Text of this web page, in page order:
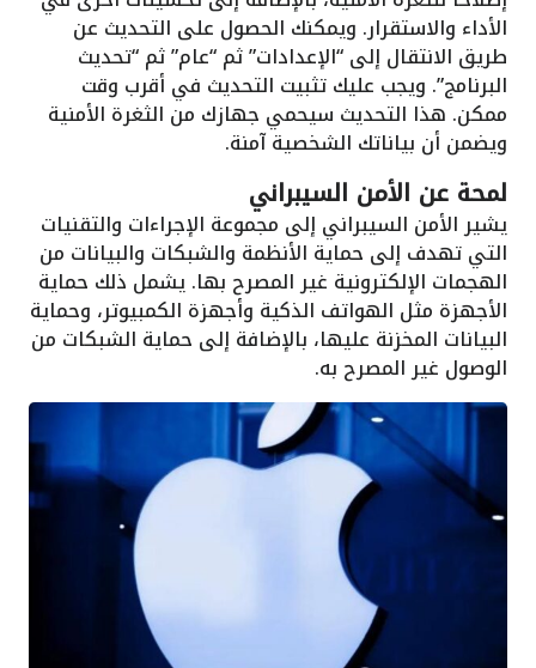
الأداء والاستقرار. ويمكنك الحصول على التحديث عن
طريق الانتقال إلى “الإعدادات” ثم “عام” ثم “تحديث
البرنامج”. ويجب عليك تثبيت التحديث في أقرب وقت
ممكن. هذا التحديث سيحمي جهازك من الثغرة الأمنية
ويضمن أن بياناتك الشخصية آمنة.
لمحة عن الأمن السيبراني
يشير الأمن السيبراني إلى مجموعة الإجراءات والتقنيات
التي تهدف إلى حماية الأنظمة والشبكات والبيانات من
الهجمات الإلكترونية غير المصرح بها. يشمل ذلك حماية
الأجهزة مثل الهواتف الذكية وأجهزة الكمبيوتر، وحماية
البيانات المخزنة عليها، بالإضافة إلى حماية الشبكات من
الوصول غير المصرح به.